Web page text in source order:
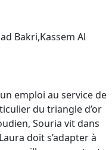
Bakri,Kassem Al
emploi au service de
du triangle d’or
Souria vit dans
doit s’adapter à